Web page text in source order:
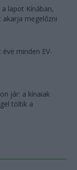
lapot Kínában,
akarja megelőzni
minden EV-
jár: a kínaiak
töltik a